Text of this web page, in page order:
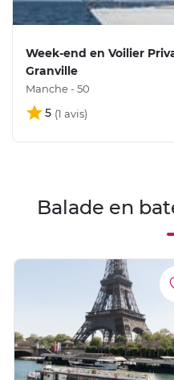
Week-end en Voilier
Granville
Manche - 50
5
Balade en